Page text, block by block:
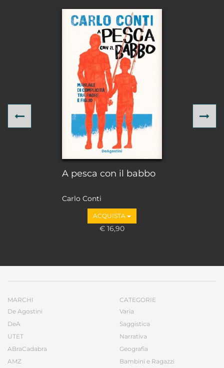
A pesca con il babbo
Carlo Conti
ACQUISTA
€ 16,90
Previous
MARCHI
De Agostini
DeA
UTET
ABraCadabra
AMZ
CATEGORIE
Varia
Saggistica
Narrativa
Geografia
Bambini e Ragazzi